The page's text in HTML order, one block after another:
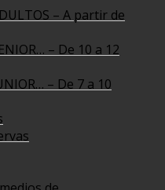
– A partir de
– De 10 a 12
– De 7 a 10